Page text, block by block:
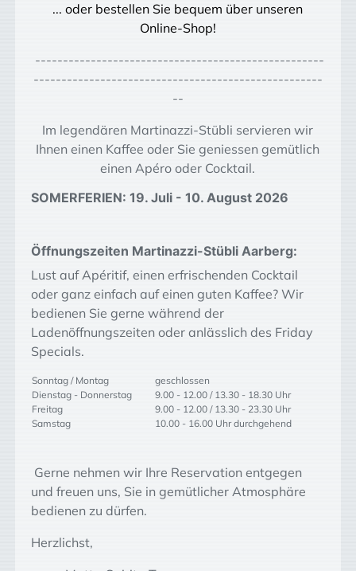
... oder bestellen Sie bequem über unseren
Online-Shop!
----------------------------------------------------
----------------------------------------------------
--
Im legendären Martinazzi-Stübli servieren wir
Ihnen einen Kaffee oder Sie geniessen gemütlich
einen Apéro oder Cocktail.
SOMERFERIEN: 19. Juli - 10. August 2026
Öffnungszeiten Martinazzi-Stübli Aarberg:
Lust auf Apéritif, einen erfrischenden Cocktail
oder ganz einfach auf einen guten Kaffee? Wir
bedienen Sie gerne während der
Ladenöffnungszeiten oder anlässlich des Friday
Specials.
Sonntag / Montag
geschlossen
Dienstag - Donnerstag
9.00 - 12.00 / 13.30 - 18.30 Uhr
Freitag
9.00 - 12.00 / 13.30 - 23.30 Uhr
Samstag
10.00 - 16.00 Uhr durchgehend
Gerne nehmen wir Ihre Reservation entgegen
und freuen uns, Sie in gemütlicher Atmosphäre
bedienen zu dürfen.
Herzlichst,